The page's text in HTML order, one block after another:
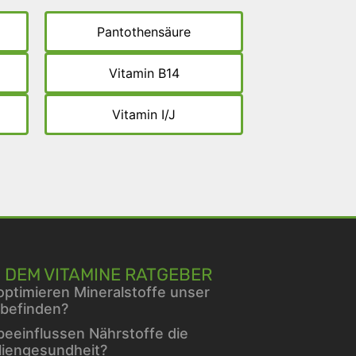
Pantothensäure
Vitamin B14
Vitamin I/J
VITAMINE RATGEBER
Mineralstoffe unser
Nährstoffe die